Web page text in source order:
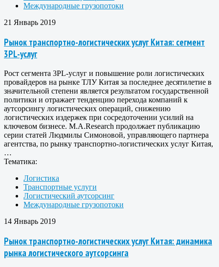
Международные грузопотоки
21 Январь 2019
Рынок транспортно-логистических услуг Китая: сегмент
3PL-услуг
Рост сегмента 3PL-услуг и повышение роли логистических
провайдеров на рынке ТЛУ Китая за последнее десятилетие в
значительной степени является результатом государственной
политики и отражает тенденцию перехода компаний к
аутсорсингу логистических операций, снижению
логистических издержек при сосредоточении усилий на
ключевом бизнесе. M.A.Research продолжает публикацию
серии статей Людмилы Симоновой, управляющего партнера
агентства, по рынку транспортно-логистических услуг Китая,
…
Тематика:
Логистика
Транспортные услуги
Логистический аутсорсинг
Международные грузопотоки
14 Январь 2019
Рынок транспортно-логистических услуг Китая: динамика
рынка логистического аутсорсинга